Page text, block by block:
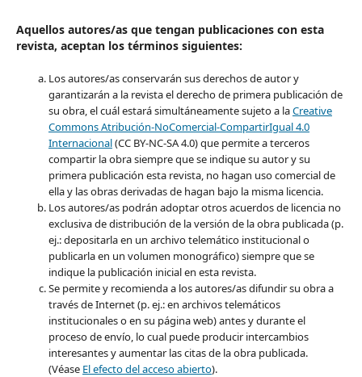
Aquellos autores/as que tengan publicaciones con esta
revista, aceptan los términos siguientes:
Los autores/as conservarán sus derechos de autor y
garantizarán a la revista el derecho de primera publicación de
su obra, el cuál estará simultáneamente sujeto a laCreative
Commons Atribución-NoComercial-CompartirIgual 4.0
Internacional(CC BY-NC-SA 4.0) que permite a terceros
compartir la obra siempre que se indique su autor y su
primera publicación esta revista, no hagan uso comercial de
ella y las obras derivadas de hagan bajo la misma licencia.
Los autores/as podrán adoptar otros acuerdos de licencia no
exclusiva de distribución de la versión de la obra publicada (p.
ej.: depositarla en un archivo telemático institucional o
publicarla en un volumen monográfico) siempre que se
indique la publicación inicial en esta revista.
Se permite y recomienda a los autores/as difundir su obra a
través de Internet (p. ej.: en archivos telemáticos
institucionales o en su página web) antes y durante el
proceso de envío, lo cual puede producir intercambios
interesantes y aumentar las citas de la obra publicada.
(Véase El efecto del acceso abierto).